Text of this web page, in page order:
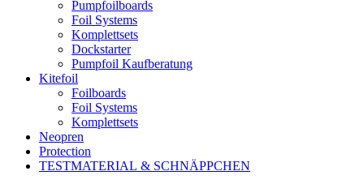
Pumpfoilboards
Foil Systems
Komplettsets
Dockstarter
Pumpfoil Kaufberatung
Kitefoil
Foilboards
Foil Systems
Komplettsets
Neopren
Protection
TESTMATERIAL & SCHNÄPPCHEN